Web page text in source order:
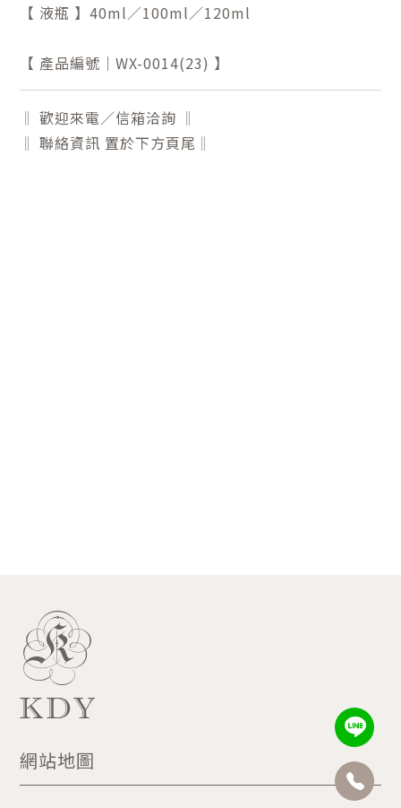
【 液瓶 】40ml／100ml／120ml
【 產品編號｜WX-0014(23) 】
‖ 歡迎來電／信箱洽詢 ‖
‖ 聯絡資訊 置於下方頁尾‖
網站地圖